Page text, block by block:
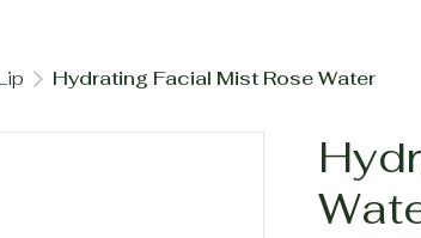
Hydrating Facial Mist Rose Water